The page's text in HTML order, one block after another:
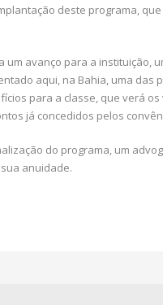
deste programa,
avanço para a instituição,
aqui, na Bahia, uma das
para a classe, que verá
já concedidos pelos
do programa, um
anuidade.